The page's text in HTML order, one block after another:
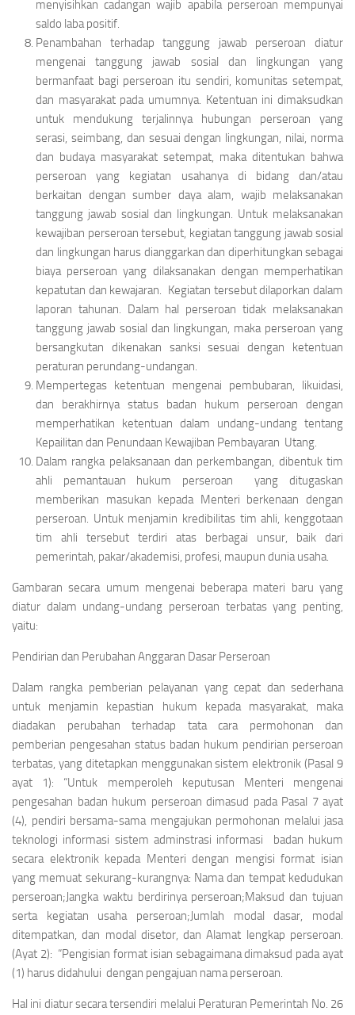
menyisihkan cadangan wajib apabila perseroan mempunyai
saldo laba positif.
Penambahan terhadap tanggung jawab perseroan diatur
mengenai tanggung jawab sosial dan lingkungan yang
bermanfaat bagi perseroan itu sendiri, komunitas setempat,
dan masyarakat pada umumnya. Ketentuan ini dimaksudkan
untuk mendukung terjalinnya hubungan perseroan yang
serasi, seimbang, dan sesuai dengan lingkungan, nilai, norma
dan budaya masyarakat setempat, maka ditentukan bahwa
perseroan yang kegiatan usahanya di bidang dan/atau
berkaitan dengan sumber daya alam, wajib melaksanakan
tanggung jawab sosial dan lingkungan. Untuk melaksanakan
kewajiban perseroan tersebut, kegiatan tanggung jawab sosial
dan lingkungan harus dianggarkan dan diperhitungkan sebagai
biaya perseroan yang dilaksanakan dengan memperhatikan
kepatutan dan kewajaran. Kegiatan tersebut dilaporkan dalam
laporan tahunan. Dalam hal perseroan tidak melaksanakan
tanggung jawab sosial dan lingkungan, maka perseroan yang
bersangkutan dikenakan sanksi sesuai dengan ketentuan
peraturan perundang-undangan.
Mempertegas ketentuan mengenai pembubaran, likuidasi,
dan berakhirnya status badan hukum perseroan dengan
memperhatikan ketentuan dalam undang-undang tentang
Kepailitan dan Penundaan Kewajiban Pembayaran Utang.
Dalam rangka pelaksanaan dan perkembangan, dibentuk tim
ahli pemantauan hukum perseroan yang ditugaskan
memberikan masukan kepada Menteri berkenaan dengan
perseroan. Untuk menjamin kredibilitas tim ahli, kenggotaan
tim ahli tersebut terdiri atas berbagai unsur, baik dari
pemerintah, pakar/akademisi, profesi, maupun dunia usaha.
Gambaran secara umum mengenai beberapa materi baru yang
diatur dalam undang-undang perseroan terbatas yang penting,
yaitu:
Pendirian dan Perubahan Anggaran Dasar Perseroan
Dalam rangka pemberian pelayanan yang cepat dan sederhana
untuk menjamin kepastian hukum kepada masyarakat, maka
diadakan perubahan terhadap tata cara permohonan dan
pemberian pengesahan status badan hukum pendirian perseroan
terbatas, yang ditetapkan menggunakan sistem elektronik (Pasal 9
ayat 1): “Untuk memperoleh keputusan Menteri mengenai
pengesahan badan hukum perseroan dimasud pada Pasal 7 ayat
(4), pendiri bersama-sama mengajukan permohonan melalui jasa
teknologi informasi sistem adminstrasi informasi badan hukum
secara elektronik kepada Menteri dengan mengisi format isian
yang memuat sekurang-kurangnya: Nama dan tempat kedudukan
perseroan;Jangka waktu berdirinya perseroan;Maksud dan tujuan
serta kegiatan usaha perseroan;Jumlah modal dasar, modal
ditempatkan, dan modal disetor, dan Alamat lengkap perseroan.
(Ayat 2): “Pengisian format isian sebagaimana dimaksud pada ayat
(1) harus didahului dengan pengajuan nama perseroan.
Hal ini diatur secara tersendiri melalui Peraturan Pemerintah No. 26